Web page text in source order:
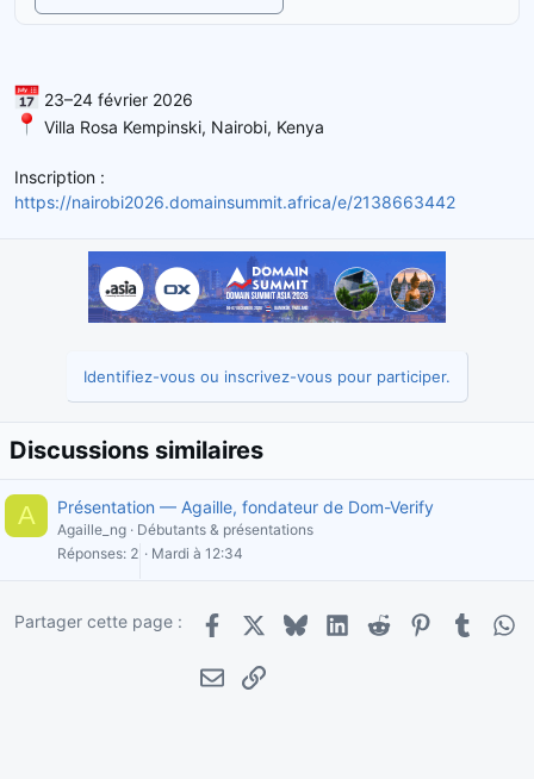
23–24 février 2026
Villa Rosa Kempinski, Nairobi, Kenya
Inscription :
https://nairobi2026.domainsummit.africa/e/2138663442
Identifiez-vous ou inscrivez-vous pour participer.
Discussions similaires
A Présentation — Agaille, fondateur de Dom-Verify
Agaille_ng
Débutants & présentations
Réponses 2 Mardi à 12:34
Partager cette page :
Facebook
X BlueskyLinkedInRedditPinterestTumblr
E-mailLien